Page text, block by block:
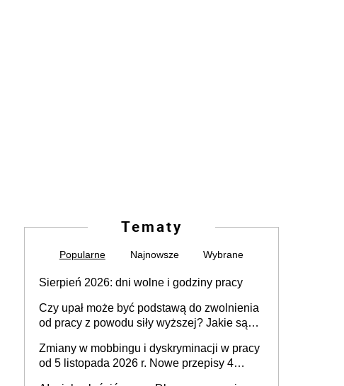
Tematy
Popularne Najnowsze Wybrane
Sierpień 2026: dni wolne i godziny pracy
Czy upał może być podstawą do zwolnienia
od pracy z powodu siły wyższej? Jakie są
Zmiany w mobbingu i dyskryminacji w pracy
od 5 listopada 2026 r. Nowe przepisy 4